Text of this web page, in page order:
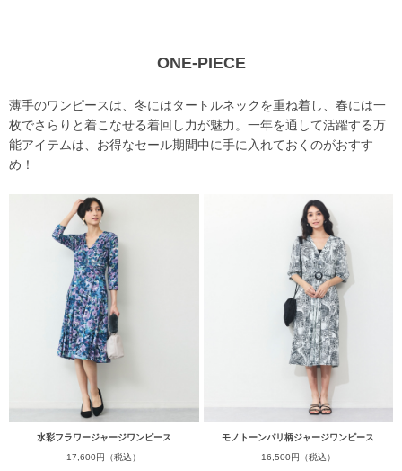
ONE-PIECE
薄手のワンピースは、冬にはタートルネックを重ね着し、春には一
枚でさらりと着こなせる着回し力が魅力。一年を通して活躍する万
能アイテムは、お得なセール期間中に手に入れておくのがおすす
め！
水彩フラワージャージワンピース
17,600円（税込）
モノトーンパリ柄ジャージワンピース
16,500円（税込）